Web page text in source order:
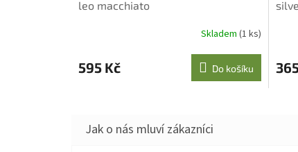
leo macchiato
Skladem (1 ks)
595 Kč Do košíku